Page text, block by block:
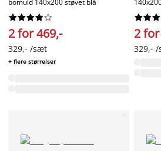






2 for 469,-
329,- /sæt
+ flere størrelser




2
329,-